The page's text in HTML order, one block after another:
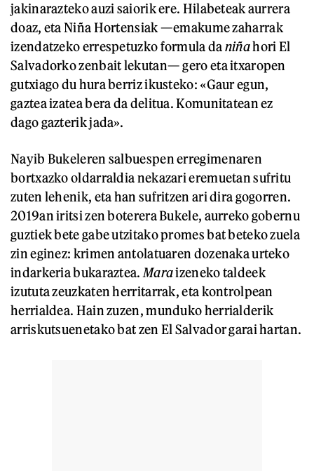
jakinarazteko auzi saiorik ere. Hilabeteak aurrera
doaz, eta Niña Hortensiak —emakume zaharrak
izendatzeko errespetuzko formula daniñahori El
Salvadorko zenbait lekutan— gero eta itxaropen
gutxiago du hura berriz ikusteko: «Gaur egun,
gaztea izatea bera da delitua. Komunitatean ez
dago gazterik jada».
Nayib Bukeleren salbuespen erregimenaren
bortxazko oldarraldia nekazari eremuetan sufritu
zuten lehenik, eta han sufritzen ari dira gogorren.
2019an iritsi zen boterera Bukele, aurreko gobernu
guztiek bete gabe utzitako promes bat beteko zuela
zin eginez: krimen antolatuaren dozenaka urteko
indarkeria bukaraztea. Maraizeneko taldeek
izututa zeuzkaten herritarrak, eta kontrolpean
herrialdea. Hain zuzen, munduko herrialderik
arriskutsuenetako bat zen El Salvador garai hartan.